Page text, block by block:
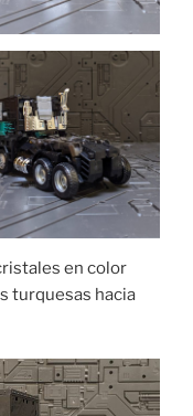
en color
turquesas hacia